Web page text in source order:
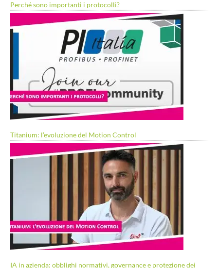
Perché sono importanti i protocolli?
Titanium: l’evoluzione del Motion Control
IA in azienda: obblighi normativi, governance e protezione dei